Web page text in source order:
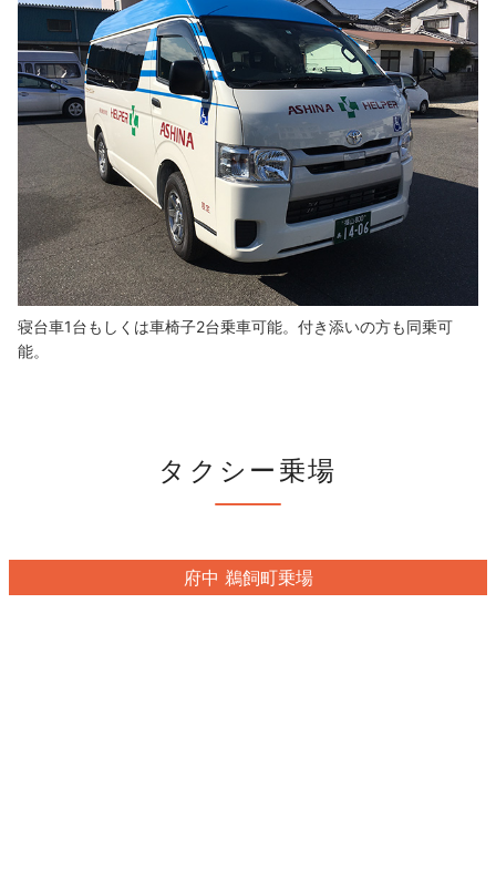
寝台車1台もしくは車椅子2台乗車可能。付き添いの方も同乗可
能。
タクシー乗場
府中 鵜飼町乗場